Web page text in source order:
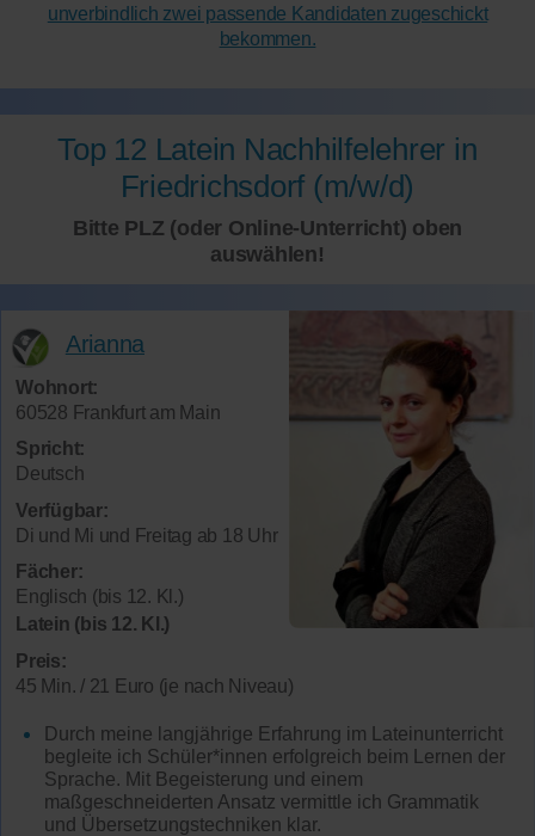
unverbindlich zwei passende Kandidaten zugeschickt
bekommen.
Top 12 Latein Nachhilfelehrer in
Friedrichsdorf (m/w/d)
Bitte PLZ (oder Online-Unterricht) oben
auswählen!
Arianna
Wohnort:
60528 Frankfurt am Main
Spricht:
Deutsch
Verfügbar:
Di und Mi und Freitag ab 18 Uhr
Fächer:
Englisch (bis 12. Kl.)
Latein (bis 12. Kl.)
Preis:
45 Min. / 21 Euro (je nach Niveau)
Durch meine langjährige Erfahrung im Lateinunterricht
begleite ich Schüler*innen erfolgreich beim Lernen der
Sprache. Mit Begeisterung und einem
maßgeschneiderten Ansatz vermittle ich Grammatik
und Übersetzungstechniken klar.